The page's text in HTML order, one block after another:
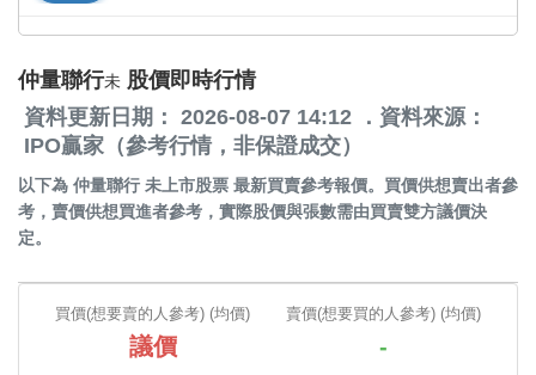
仲量聯行未 股價即時行情
資料更新日期： 2026-08-07 14:12 ．資料來源：
IPO贏家（參考行情，非保證成交）
以下為 仲量聯行 未上市股票 最新買賣參考報價。買價供想賣出者參
考，賣價供想買進者參考，實際股價與張數需由買賣雙方議價決
定。
買價(想要賣的人參考) (均價)
議價
賣價(想要買的人參考) (均價)
-